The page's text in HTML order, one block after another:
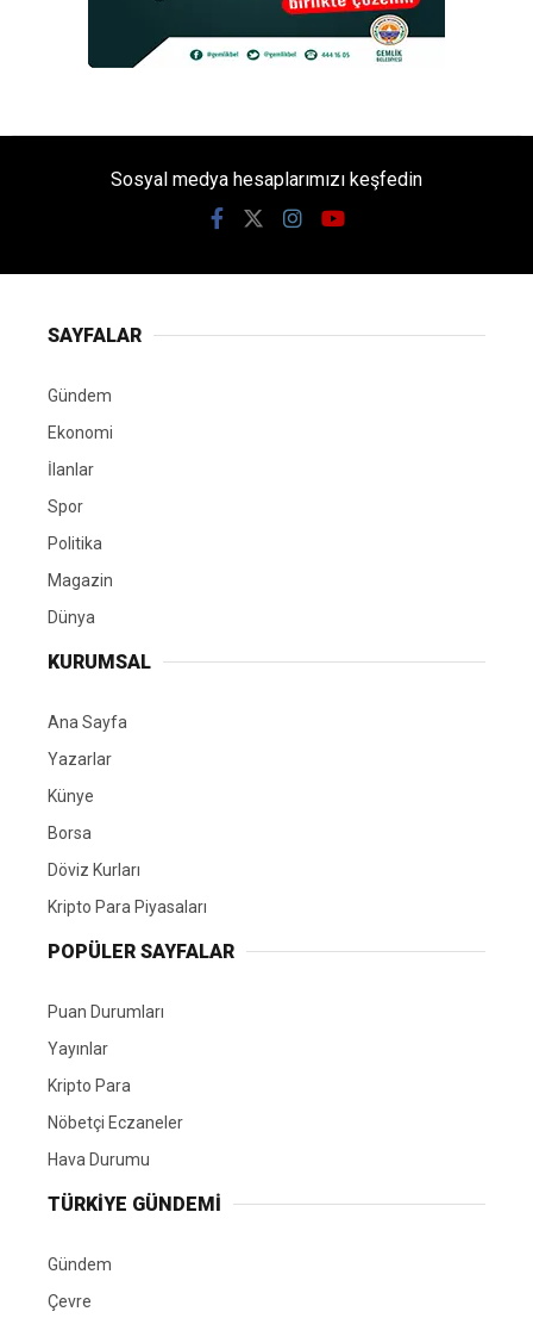
Sosyal medya hesaplarımızı keşfedin
SAYFALAR
Gündem
Ekonomi
İlanlar
Spor
Politika
Magazin
Dünya
KURUMSAL
Ana Sayfa
Yazarlar
Künye
Borsa
Döviz Kurları
Kripto Para Piyasaları
POPÜLER SAYFALAR
Puan Durumları
Yayınlar
Kripto Para
Nöbetçi Eczaneler
Hava Durumu
TÜRKIYE GÜNDEMI
Gündem
Çevre